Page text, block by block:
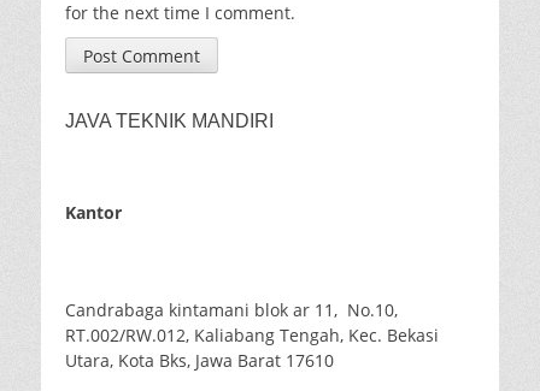
for the next time I comment.
JAVA TEKNIK MANDIRI
Kantor
Candrabaga kintamani blok ar 11, No.10,
RT.002/RW.012, Kaliabang Tengah, Kec. Bekasi
Utara, Kota Bks, Jawa Barat 17610